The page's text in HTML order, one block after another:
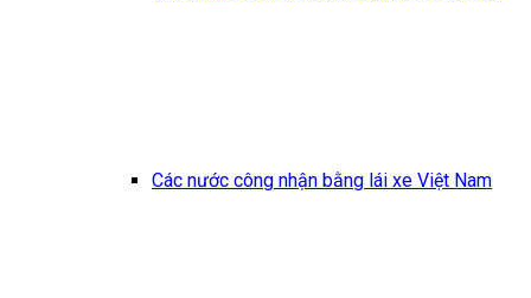
Các nước công nhận bằng lái xe Việt Nam